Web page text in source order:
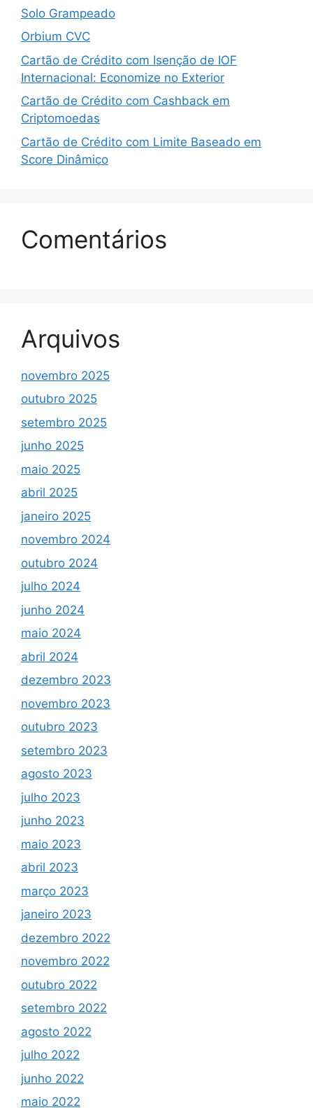
Solo Grampeado
Orbium CVC
Cartão de Crédito com Isenção de IOF
Internacional: Economize no Exterior
Cartão de Crédito com Cashback em
Criptomoedas
Cartão de Crédito com Limite Baseado em
Score Dinâmico
Comentários
Arquivos
novembro 2025
outubro 2025
setembro 2025
junho 2025
maio 2025
abril 2025
janeiro 2025
novembro 2024
outubro 2024
julho 2024
junho 2024
maio 2024
abril 2024
dezembro 2023
novembro 2023
outubro 2023
setembro 2023
agosto 2023
julho 2023
junho 2023
maio 2023
abril 2023
março 2023
janeiro 2023
dezembro 2022
novembro 2022
outubro 2022
setembro 2022
agosto 2022
julho 2022
junho 2022
maio 2022